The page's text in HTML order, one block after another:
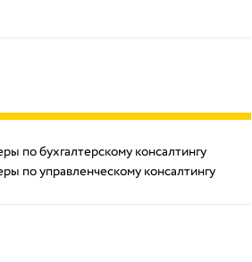
по бухгалтерскому консалтингу
по управленческому консалтингу